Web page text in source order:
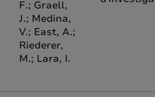
F.; Graell,
J.; Medina,
V.; East, A.;
Riederer,
M.; Lara, I.